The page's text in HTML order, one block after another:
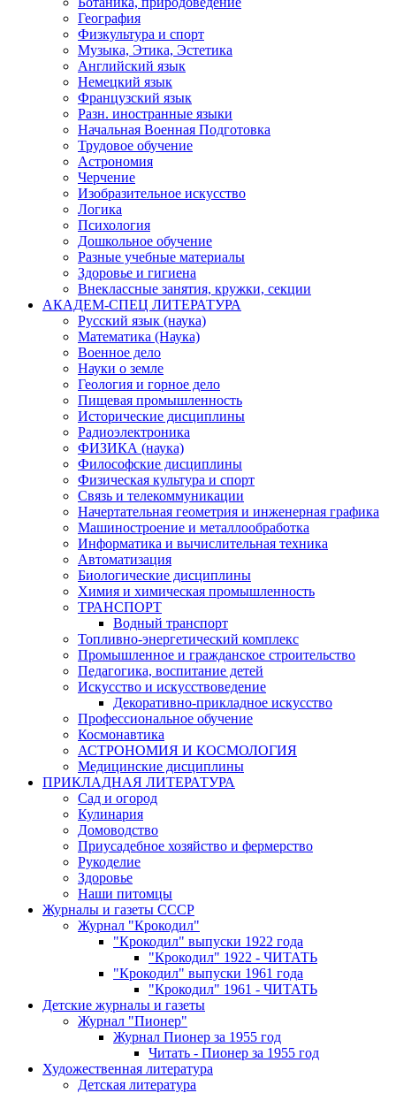
География
Физкультура и спорт
Музыка, Этика, Эстетика
Английский язык
Немецкий язык
Французский язык
Разн. иностранные языки
Начальная Военная Подготовка
Трудовое обучение
Астрономия
Черчение
Изобразительное искусство
Логика
Психология
Дошкольное обучение
Разные учебные материалы
Здоровье и гигиена
Внеклассные занятия, кружки, секции
АКАДЕМ-СПЕЦ ЛИТЕРАТУРА
Русский язык (наука)
Математика (Наука)
Военное дело
Науки о земле
Геология и горное дело
Пищевая промышленность
Исторические дисциплины
Радиоэлектроника
ФИЗИКА (наука)
Философские дисциплины
Физическая культура и спорт
Связь и телекоммуникации
Начертательная геометрия и инженерная графика
Машиностроение и металлообработка
Информатика и вычислительная техника
Автоматизация
Биологические дисциплины
Химия и химическая промышленность
ТРАНСПОРТ
Водный транспорт
Топливно-энергетический комплекс
Промышленное и гражданское строительство
Педагогика, воспитание детей
Искусство и искусствоведение
Декоративно-прикладное искусство
Профессиональное обучение
Космонавтика
АСТРОНОМИЯ И КОСМОЛОГИЯ
Медицинские дисциплины
ПРИКЛАДНАЯ ЛИТЕРАТУРА
Сад и огород
Кулинария
Домоводство
Приусадебное хозяйство и фермерство
Рукоделие
Здоровье
Наши питомцы
Журналы и газеты СССР
Журнал "Крокодил"
"Крокодил" выпуски 1922 года
"Крокодил" 1922 - ЧИТАТЬ
"Крокодил" выпуски 1961 года
"Крокодил" 1961 - ЧИТАТЬ
Детские журналы и газеты
Журнал "Пионер"
Журнал Пионер за 1955 год
Читать - Пионер за 1955 год
Художественная литература
Детская литература